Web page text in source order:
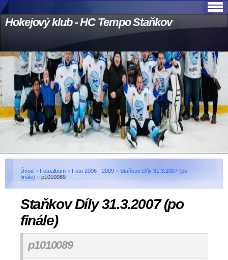
Hokejový klub - HC Tempo Staňkov
Úvod » Fotoalbum » Foto 2006 - 2009 » Staňkov Díly 31.3.2007 (po
finále) » p1010089
Staňkov Díly 31.3.2007 (po
finále)
p1010089